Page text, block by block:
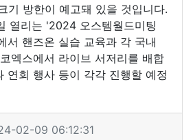
기 방한이 예고돼 있을 것입니다.
열리는 '2024 오스템월드미팅
서 핸즈온 실습 교육과 각 국내
엑스에서 라이브 서저리를 배합
연회 행사 등이 각각 진행할 예정
02-09 06:12:31